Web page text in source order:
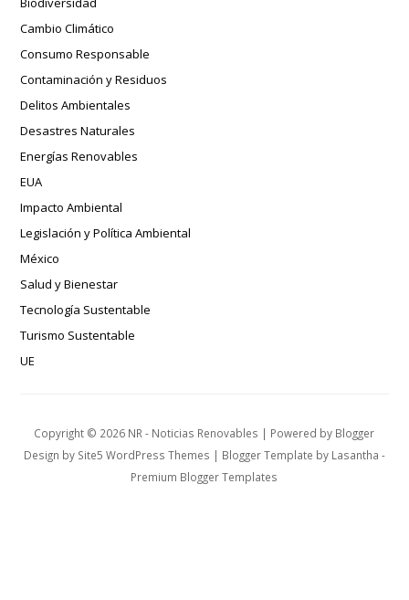
Cambio Climático
Consumo Responsable
Contaminación y Residuos
Delitos Ambientales
Desastres Naturales
Energías Renovables
EUA
Impacto Ambiental
Legislación y Política Ambiental
México
Salud y Bienestar
Tecnología Sustentable
Turismo Sustentable
UE
Copyright © 2026 NR - Noticias Renovables | Powered by Blogger
Design by Site5 WordPress Themes | Blogger Template by Lasantha -
Premium Blogger Templates